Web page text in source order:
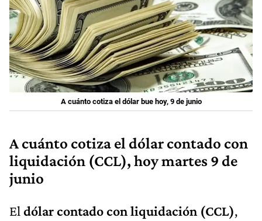
A cuánto cotiza el dólar bue hoy, 9 de junio
A cuánto cotiza el dólar contado con
liquidación (CCL), hoy martes 9 de
junio
El dólar contado con liquidación (CCL),